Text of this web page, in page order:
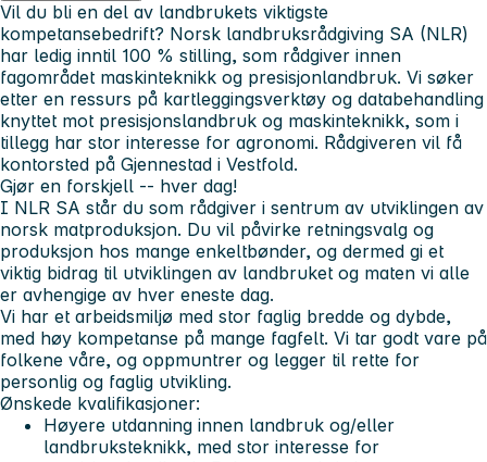
Vil du bli en del av landbrukets viktigste
kompetansebedrift? Norsk landbruksrådgiving SA (NLR)
har ledig inntil 100 % stilling, som rådgiver innen
fagområdet maskinteknikk og presisjonlandbruk. Vi søker
etter en ressurs på kartleggingsverktøy og databehandling
knyttet mot presisjonslandbruk og maskinteknikk, som i
tillegg har stor interesse for agronomi. Rådgiveren vil få
kontorsted på Gjennestad i Vestfold.
Gjør en forskjell -- hver dag!
I NLR SA står du som rådgiver i sentrum av utviklingen av
norsk matproduksjon. Du vil påvirke retningsvalg og
produksjon hos mange enkeltbønder, og dermed gi et
viktig bidrag til utviklingen av landbruket og maten vi alle
er avhengige av hver eneste dag.
Vi har et arbeidsmiljø med stor faglig bredde og dybde,
med høy kompetanse på mange fagfelt. Vi tar godt vare på
folkene våre, og oppmuntrer og legger til rette for
personlig og faglig utvikling.
Ønskede kvalifikasjoner:
Høyere utdanning innen landbruk og/eller
landbruksteknikk, med stor interesse for